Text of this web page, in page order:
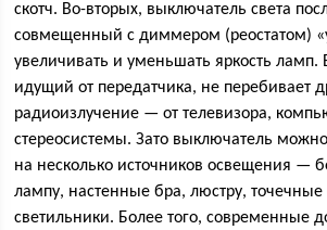
скотч. Во-вторых, выключатель света
совмещенный с диммером (реостатом)
увеличивать и уменьшать яркость ламп.
идущий от передатчика, не перебивает
радиоизлучение — от телевизора,
стереосистемы. Зато выключатель можно
на несколько источников освещения —
лампу, настенные бра, люстру,
светильники. Более того, современные